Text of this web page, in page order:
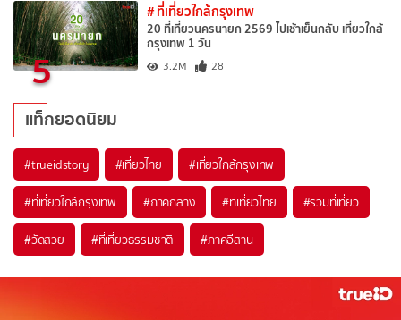
5
# ที่เที่ยวใกล้กรุงเทพ
20 ที่เที่ยวนครนายก 2569 ไปเช้าเย็นกลับ เที่ยวใกล้
กรุงเทพ 1 วัน
3.2M 28
แท็กยอดนิยม
#trueidstory #เที่ยวไทย #เที่ยวใกล้กรุงเทพ
#ที่เที่ยวใกล้กรุงเทพ #ภาคกลาง #ที่เที่ยวไทย #รวมที่เที่ยว
#วัดสวย #ที่เที่ยวธรรมชาติ #ภาคอีสาน